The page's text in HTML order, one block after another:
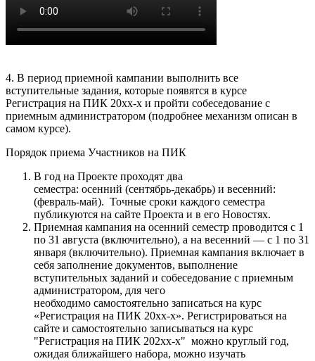
4. В период приемной кампании выполнить все
вступительные задания, которые появятся в курсе
Регистрация на ПИК 20хх-х и пройти собеседование с
приемным администратором (подробнее механизм описан в
самом курсе).
Порядок приема Участников на ПИК
В год на Проекте проходят два
семестра: осенний (сентябрь-декабрь) и весенний:
(февраль-май). Точные сроки каждого семестра
публикуются на сайте Проекта и в его Новостях.
Приемная кампания на осенний семестр проводится с 1
по 31 августа (включительно), а на весенний — с 1 по 31
января (включительно). Приемная кампания включает в
себя заполнение документов, выполнение
вступительных заданий и собеседование с приемным
администратором, для чего
необходимо самостоятельно записаться на курс
«Регистрация на ПИК 20хх-х». Регистрироваться на
сайте и самостоятельно записываться на курс
"Регистрация на ПИК 202хх-х" можно круглый год,
ожидая ближайшего набора, можно изучать